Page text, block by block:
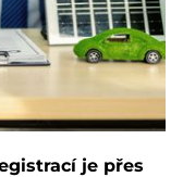
je přes